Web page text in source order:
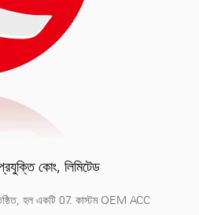
প্রযুক্তি কোং, লিমিটেড
হল একটি07. কাস্টম OEM ACC